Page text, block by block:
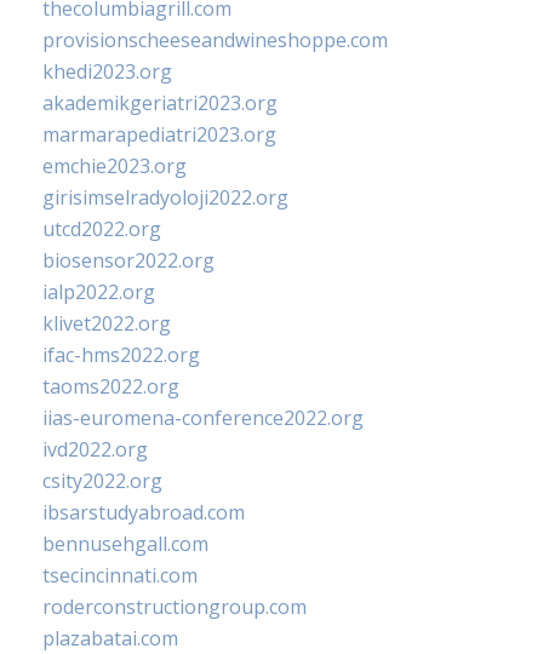
thecolumbiagrill.com
provisionscheeseandwineshoppe.com
khedi2023.org
akademikgeriatri2023.org
marmarapediatri2023.org
emchie2023.org
girisimselradyoloji2022.org
utcd2022.org
biosensor2022.org
ialp2022.org
klivet2022.org
ifac-hms2022.org
taoms2022.org
iias-euromena-conference2022.org
ivd2022.org
csity2022.org
ibsarstudyabroad.com
bennusehgall.com
tsecincinnati.com
roderconstructiongroup.com
plazabatai.com